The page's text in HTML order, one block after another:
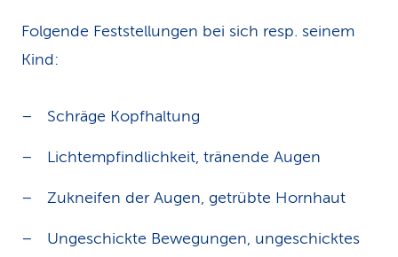
Folgende Feststellungen bei sich resp. seinem
Kind:
Schräge Kopfhaltung
Lichtempfindlichkeit, tränende Augen
Zukneifen der Augen, getrübte Hornhaut
Ungeschickte Bewegungen, ungeschicktes